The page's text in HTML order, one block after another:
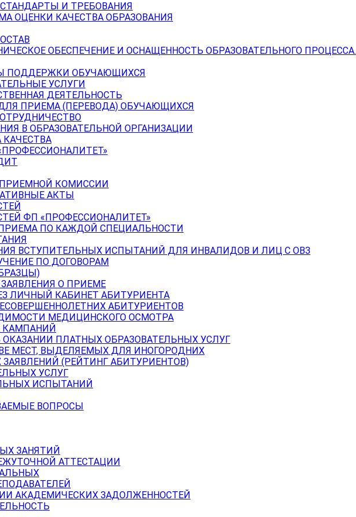
И ТРЕБОВАНИЯ
ОЦЕНКИ КАЧЕСТВА ОБРАЗОВАНИЯ
ОБЕСПЕЧЕНИЕ И ОСНАЩЕННОСТЬ ОБРАЗОВАТЕЛЬНОГО ПРОЦЕССА.
ПОДДЕРЖКИ ОБУЧАЮЩИХСЯ
УСЛУГИ
ДЕЯТЕЛЬНОСТЬ
ПРИЕМА (ПЕРЕВОДА) ОБУЧАЮЩИХСЯ
В ОБРАЗОВАТЕЛЬНОЙ ОРГАНИЗАЦИИ
КОМИССИИ
АКТЫ
ФП «ПРОФЕССИОНАЛИТЕТ»
ПО КАЖДОЙ СПЕЦИАЛЬНОСТИ
ВСТУПИТЕЛЬНЫХ ИСПЫТАНИЙ ДЛЯ ИНВАЛИДОВ И ЛИЦ С ОВЗ
ПО ДОГОВОРАМ
О ПРИЕМЕ
ЛИЧНЫЙ КАБИНЕТ АБИТУРИЕНТА
АБИТУРИЕНТОВ
МЕДИЦИНСКОГО ОСМОТРА
КАМПАНИЙ
ПЛАТНЫХ ОБРАЗОВАТЕЛЬНЫХ УСЛУГ
МЕСТ, ВЫДЕЛЯЕМЫХ ДЛЯ ИНОГОРОДНИХ
(РЕЙТИНГ АБИТУРИЕНТОВ)
УСЛУГ
ИСПЫТАНИЙ
ВОПРОСЫ
ЗАНЯТИЙ
АТТЕСТАЦИИ
АКАДЕМИЧЕСКИХ ЗАДОЛЖЕННОСТЕЙ